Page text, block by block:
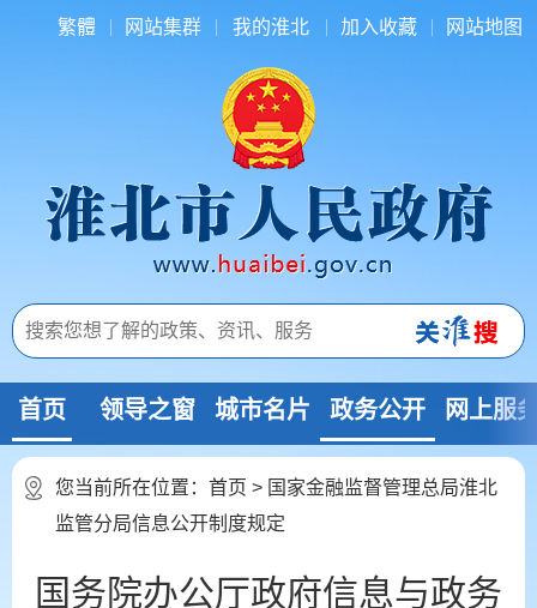
繁體 网站集群 我的淮北 加入收藏 网站地图
首页 领导之窗 城市名片 政务公开 网上服
您当前所在位置： 首页 > 国家金融监督管理总局淮北
监管分局信息公开制度规定
国务院办公厅政府信息与政务